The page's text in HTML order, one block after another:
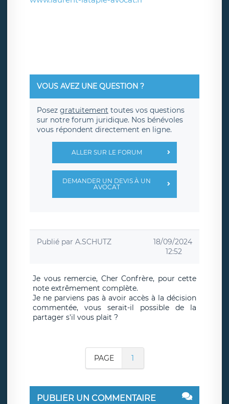
VOUS AVEZ UNE QUESTION ?
Posez gratuitement toutes vos questions
sur notre forum juridique. Nos bénévoles
vous répondent directement en ligne.
ALLER SUR LE FORUM
DEMANDER UN DEVIS À UN
AVOCAT
Publié par A.SCHUTZ
18/09/2024
12:52
Je vous remercie, Cher Confrère, pour cette
note extrêmement complète.
Je ne parviens pas à avoir accès à la décision
commentée, vous serait-il possible de la
partager s'il vous plait ?
PAGE 1
PUBLIER UN COMMENTAIRE